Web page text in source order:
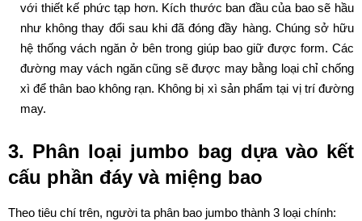
với thiết kế phức tạp hơn. Kích thước ban đầu của bao sẽ hầu
như không thay đổi sau khi đã đóng đầy hàng. Chúng sở hữu
hệ thống vách ngăn ở bên trong giúp bao giữ được form. Các
đường may vách ngăn cũng sẽ được may bằng loại chỉ chống
xì để thân bao không rạn. Không bị xì sản phẩm tại vị trí đường
may.
3. Phân loại jumbo bag dựa vào kết
cấu phần đáy và miệng bao
Theo tiêu chí trên, người ta phân bao jumbo thành 3 loại chính: